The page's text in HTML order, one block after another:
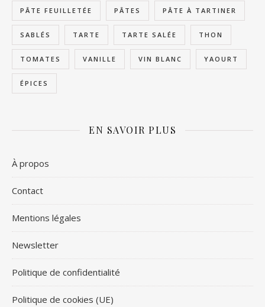
PÂTE FEUILLETÉE PÂTES PÂTE À TARTINER
SABLÉS TARTE TARTE SALÉE THON
TOMATES VANILLE VIN BLANC YAOURT
ÉPICES
EN SAVOIR PLUS
À propos
Contact
Mentions légales
Newsletter
Politique de confidentialité
Politique de cookies (UE)